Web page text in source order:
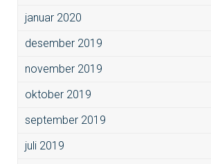
januar 2020
desember 2019
november 2019
oktober 2019
september 2019
juli 2019